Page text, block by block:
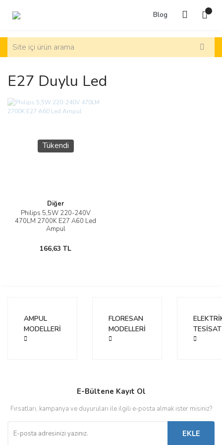
Blog
E27 Duylu Led
Tükendi
Diğer
Philips 5,5W 220-240V
470LM 2700K E27 A60 Led
Ampul
166,63 TL
AMPUL
MODELLERİ
FLORESAN
MODELLERİ
TESİSAT
E-Bültene Kayıt Ol
Fırsatları, kampanya ve duyuruları ile ilgili e-posta almak ister misiniz?
EKLE